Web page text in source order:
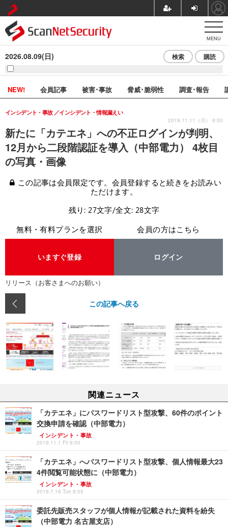
MENU
2026.08.09(日) 検索 購読
NEW! 会員記事 被害･事故 脅威･脆弱性 調査･報告
新たに「カテエネ」への不正ログインが判明、
12月から二段階認証を導入（中部電力） 4枚目
の写真・画像
インシデント・事故 インシデント・情報漏えい
2019.11.11（月） 8:00
この記事は会員限定です。会員登録すると続きをお読みい
ただけます。
残り: 27文字/全文: 28文字
無料・有料プランを選択
いますぐ登録
会員の方はこちら
ログイン
リリース（お客さまへのお願い）
この記事へ戻る
関連ニュース
「カテエネ」にパスワードリスト型攻撃、60件のポイント
交換申請を確認（中部電力）
インシデント・事故
2019.11.1 Fri 9:00
「カテエネ」へパスワードリスト型攻撃、個人情報最大23
4件閲覧可能状態に（中部電力）
インシデント・事故
2019.7.16 Tue 8:05
委託先販売スタッフが個人情報が記載された資料を紛失
（中部電力 名古屋支店）